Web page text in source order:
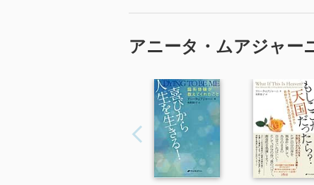
アニータ・ムアジャー